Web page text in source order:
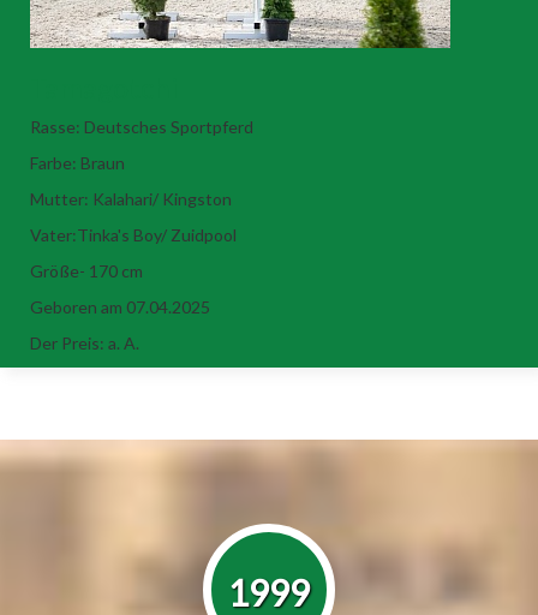
Rasse: Deutsches Sportpferd
Farbe: Braun
Mutter: Kalahari/ Kingston
Vater:Tinka's Boy/ Zuidpool
Größe- 170 cm
Geboren am 07.04.2025
Der Preis: a. A.
1999